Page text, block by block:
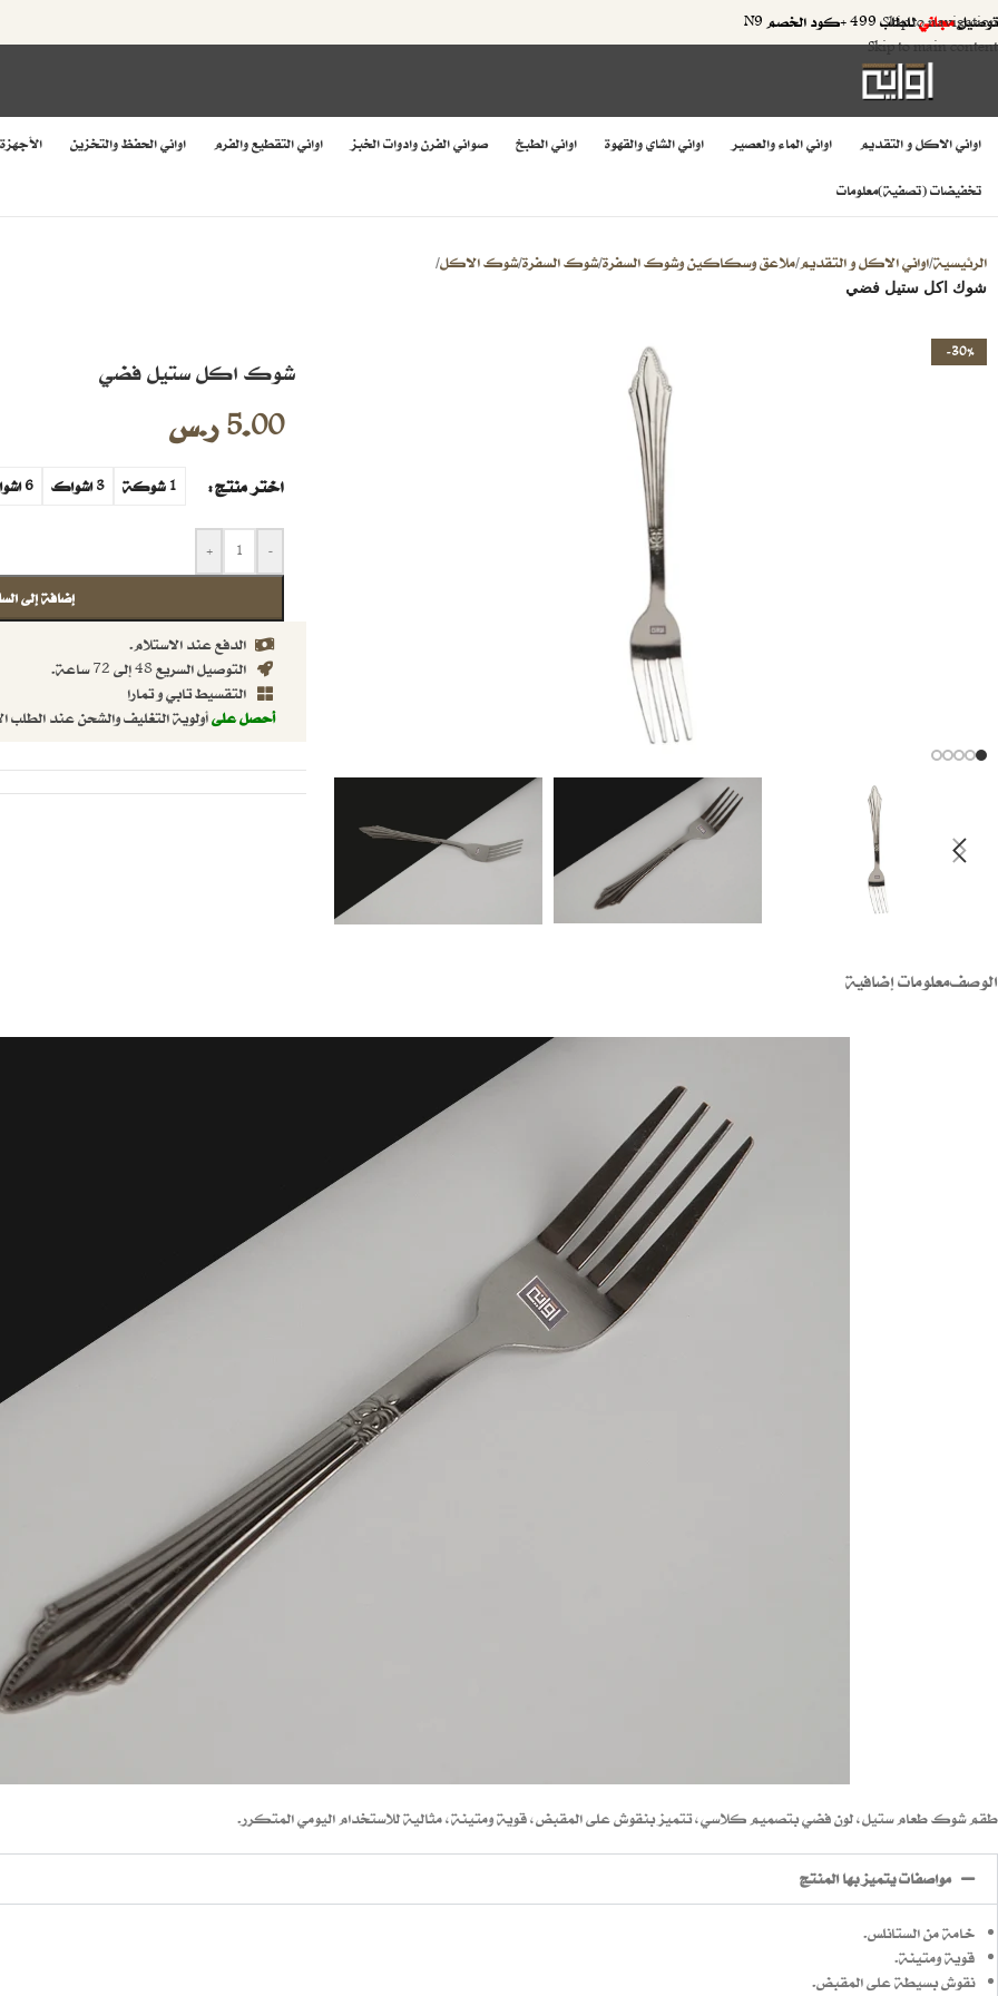
Skip to navigation
Skip to main content
توصيلمجانيللطلب 499 +كود الخصم N9
اواني الاكل و التقديم اواني الماء والعصير اواني الشاي والقهوة اواني الطبخ صواني الفرن وادوات الخبز اواني التقطيع والفرم اواني الحفظ والتخزين
تخفيضات (تصفية)معلومات
الرئيسية/اواني الاكل و التقديم/ملاعق وسكاكين وشوك السفرة/شوك السفرة/شوك الاكل/
شوك اكل ستيل فضي
-30%
شوك اكل ستيل فضي
5.00 ر.س
اختر منتج 1 شوكة 3 اشواك 6 اشواك
-
+
إضافة إلى
الدفع عند الاستلام.
التوصيل السريع 48 إلى 72 ساعة.
التقسيط تابي و تمارا
أحصل علىأولوية التغليف والشحن عند الطلب
الوصفمعلومات إضافية
طقم شوك طعام ستيل، لون فضي بتصميم كلاسي، تتميز بنقوش على المقبض، قوية ومتينة، مثالية للاستخدام اليومي المتكرر.
مواصفات يتميز بها المنتج
خامة من الستانلس.
قوية ومتينة.
نقوش بسيطة على المقبض.